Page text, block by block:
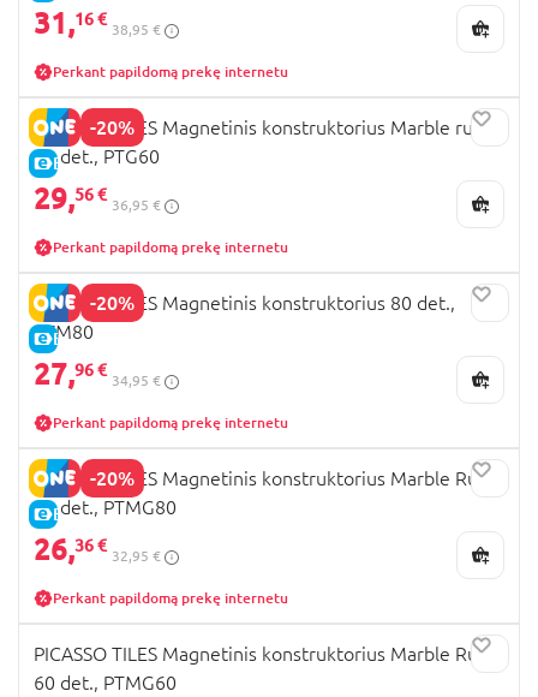
31,16 €
38,95 €
Perkant papildomą prekę internetu
-20%
E-KAINA
PICASSO TILES Magnetinis konstruktorius Marble run
60 det., PTG60
29,56 €
36,95 €
Perkant papildomą prekę internetu
-20%
E-KAINA
PICASSO TILES Magnetinis konstruktorius 80 det.,
PTM80
27,96 €
34,95 €
Perkant papildomą prekę internetu
-20%
E-KAINA
PICASSO TILES Magnetinis konstruktorius Marble Run
80 det., PTMG80
26,36 €
32,95 €
Perkant papildomą prekę internetu
PICASSO TILES Magnetinis konstruktorius Marble Run
60 det., PTMG60